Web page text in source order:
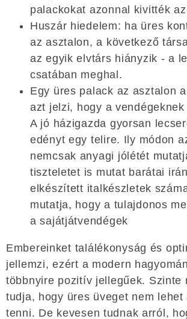
palackokat azonnal kivitték
Huszár hiedelem: ha üres
az asztalon, a következő
az egyik elvtárs hiányzik - a
csatában meghal.
Egy üres palack az asztalon
azt jelzi, hogy a
A jó házigazda gyorsan
edényt egy telire. Ily módon
nemcsak anyagi jólétét
tiszteletet is mutat barátai
elkészített italkészletek
mutatja, hogy a tulajdonos
a sajátjátvendégek
Embereinket találékonyság és
jellemzi, ezért a modern
többnyire pozitív jellegűek. Szinte
tudja, hogy üres üveget nem lehet
tenni. De kevesen tudnak arról,